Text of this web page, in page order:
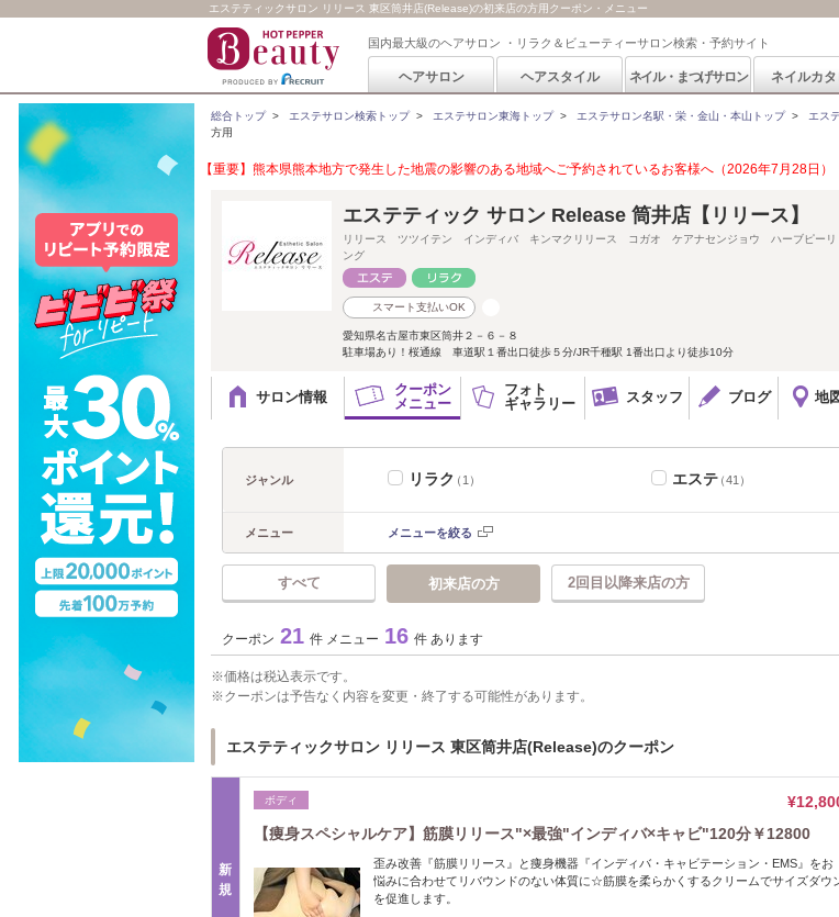
エステティックサロン リリース 東区筒井店(Release)の初来店の方用クーポン・メニュー
国内最大級のヘアサロン ・リラク＆ビューティーサロン検索・予約サイト
ヘアサロン ヘアスタイル ネイル・まつげサロン ネイルカ
総合トップ> エステサロン検索トップ> エステサロン東海トップ> エステサロン名駅・栄・金山・本山トップ> エス
方用
【重要】熊本県熊本地方で発生した地震の影響のある地域へご予約されているお客様へ（2026年7月28日）
エステティック サロン Release 筒井店【リリース】
リリース ツツイテン インディバ キンマクリリース コガオ ケアナセンジョウ ハーブピーリ
ング
スマート支払いOK
愛知県名古屋市東区筒井２－６－８
駐車場あり！桜通線 車道駅１番出口徒歩５分/JR千種駅 1番出口より徒歩10分
サロン情報
クーポン
メニュー
フォト
ギャラリー
スタッフ ブログ 地
ジャンル リラク（1） エステ（41）
メニュー メニューを絞る
すべて 初来店の方 2回目以降来店の方
クーポン 21 件 メニュー 16 件 あります
価格は税込表示です。
クーポンは予告なく内容を変更・終了する可能性があります。
エステティックサロン リリース 東区筒井店(Release)のクーポン
新
規
ボディ
【痩身スペシャルケア】筋膜リリース"×最強"インディバ×キャビ"120分￥12800
歪み改善『筋膜リリース』と痩身機器『インディバ・キャビテーション・EMS』をお
悩みに合わせてリバウンドのない体質に☆筋膜を柔らかくするクリームでサイズダウ
を促進します。